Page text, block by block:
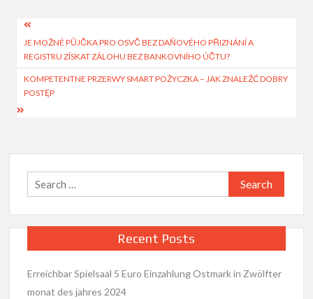
Post
navigation
JE MOŽNÉ PŮJČKA PRO OSVČ BEZ DAŇOVÉHO PŘIZNÁNÍ A
REGISTRU ZÍSKAT ZÁLOHU BEZ BANKOVNÍHO ÚČTU?
KOMPETENTNE PRZERWY SMART POŻYCZKA – JAK ZNALEŹĆ DOBRY
POSTĘP
Search
for:
Recent Posts
Erreichbar Spielsaal 5 Euro Einzahlung Ostmark in Zwölfter
monat des jahres 2024